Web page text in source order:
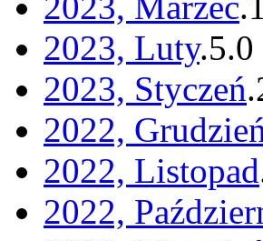
2023, Luty.5.0
2023, Styczeń.
2022,
2022, Listopad
2022,